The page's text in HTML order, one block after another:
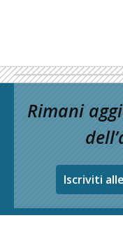
Rimani
Iscriviti